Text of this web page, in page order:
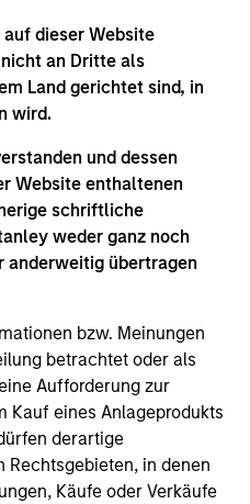
dieser Website
an Dritte als
Land gerichtet sind, in
wird.
und dessen
Website enthaltenen
schriftliche
weder ganz noch
übertragen
bzw. Meinungen
betrachtet oder als
Aufforderung zur
Kauf eines Anlageprodukts
derartige
Rechtsgebieten, in denen
Käufe oder Verkäufe
A New
and Active
highlights a
the traditional